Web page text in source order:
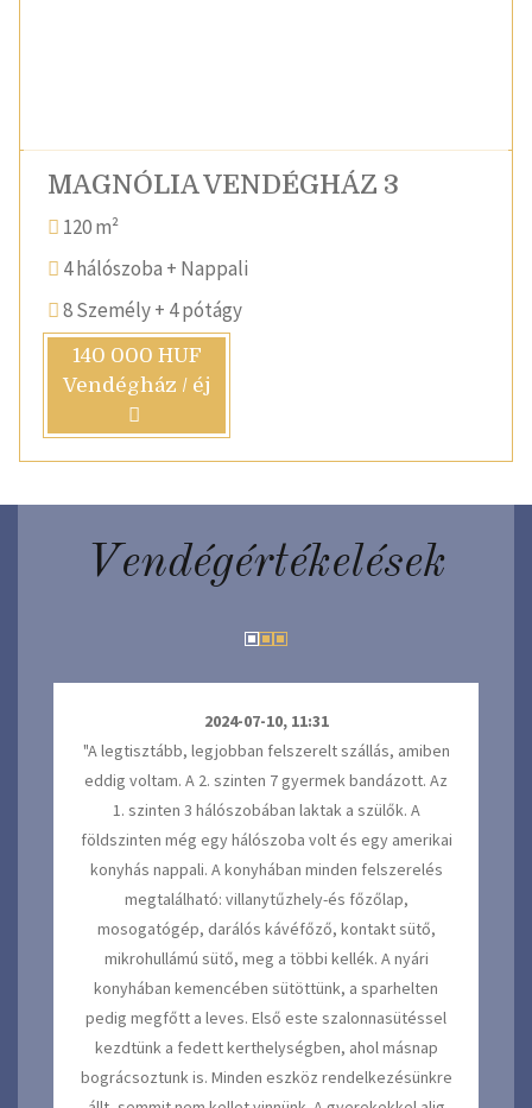
MAGNÓLIA VENDÉGHÁZ 3
120 m²
4 hálószoba + Nappali
8 Személy + 4 pótágy
140 000 HUF
Vendégház / éj
Vendégértékelések
2024-07-10, 11:31
"A legtisztább, legjobban felszerelt szállás, amiben
eddig voltam. A 2. szinten 7 gyermek bandázott. Az
1. szinten 3 hálószobában laktak a szülők. A
földszinten még egy hálószoba volt és egy amerikai
konyhás nappali. A konyhában minden felszerelés
megtalálható: villanytűzhely-és főzőlap,
mosogatógép, darálós kávéfőző, kontakt sütő,
mikrohullámú sütő, meg a többi kellék. A nyári
konyhában kemencében sütöttünk, a sparhelten
pedig megfőtt a leves. Első este szalonnasütéssel
kezdtünk a fedett kerthelységben, ahol másnap
bográcsoztunk is. Minden eszköz rendelkezésünkre